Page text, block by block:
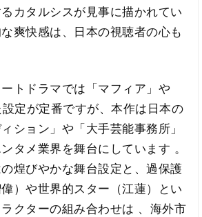
カタルシスが見事に描かれてい
爽快感は、日本の視聴者の心も
トドラマでは「マフィア」や
設定が定番ですが、本作は日本の
ション」や「大手芸能事務所」
タメ業界を舞台にしています 。
煌びやかな舞台設定と、過保護
）や世界的スター（江蓮）とい
クターの組み合わせは 、海外市